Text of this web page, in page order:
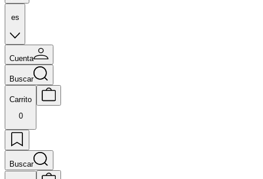
es
Cuenta
Buscar
Carrito
0
Buscar